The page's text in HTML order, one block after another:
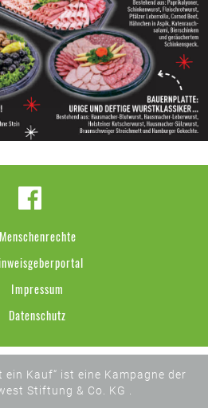
Menschenrechte
Impressum
Datenschutz
Kauf“ ist eine Kampagne der
Stiftung & Co. KG .